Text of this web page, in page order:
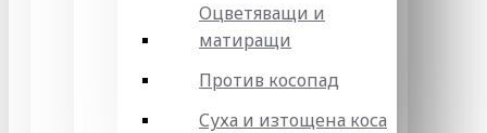
Оцветяващи и
матиращи
Против косопад
Суха и изтощена коса